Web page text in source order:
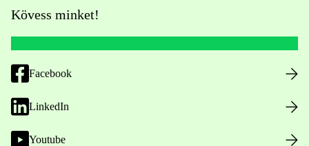
Kövess minket!
Facebook
LinkedIn
Youtube